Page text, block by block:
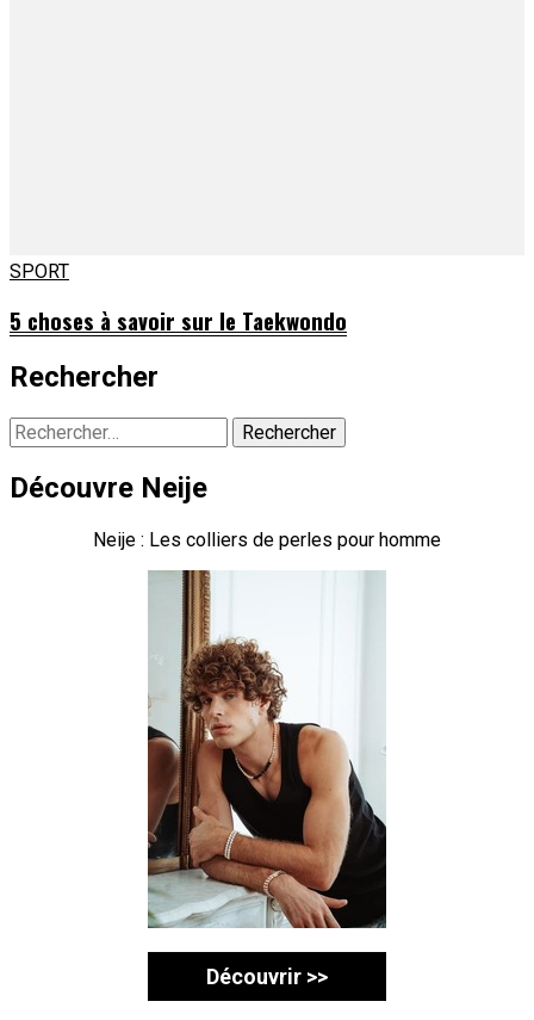
SPORT
5 choses à savoir sur le Taekwondo
Rechercher
Rechercher :
Découvre Neije
Neije : Les colliers de perles pour homme
Découvrir >>